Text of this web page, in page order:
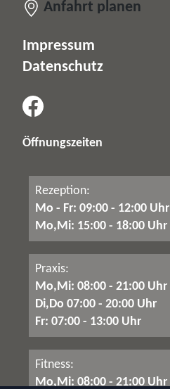
Anfahrt planen
Impressum
Datenschutz
Öffnungszeiten
Rezeption:
Mo - Fr: 09:00 - 12:00 Uhr
Mo,Mi: 15:00 - 18:00 Uhr
Praxis:
Mo,Mi: 08:00 - 21:00 Uhr
Di,Do 07:00 - 20:00 Uhr
Fr: 07:00 - 13:00 Uhr
Fitness:
Mo,Mi: 08:00 - 21:00 Uhr